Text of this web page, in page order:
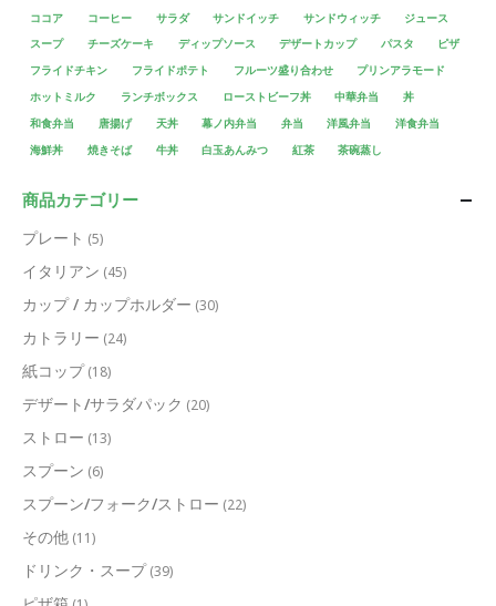
ココア
コーヒー サラダ サンドイッチ サンドウィッチ
ジュース
スープ
チーズケーキ ディップソース デザートカップ パスタ
ピザ
フライドチキン
フライドポテト フルーツ盛り合わせ
プリンアラモード
ホットミルク
ランチボックス ローストビーフ丼 中華弁当
丼
和食弁当
唐揚げ 天丼 幕ノ内弁当 弁当 洋風弁当
洋食弁当
海鮮丼
焼きそば 牛丼 白玉あんみつ 紅茶 茶碗蒸し
商品カテゴリー
プレート (5)
イタリアン (45)
カップ / カップホルダー (30)
カトラリー (24)
紙コップ (18)
デザート/サラダパック (20)
ストロー (13)
スプーン (6)
スプーン/フォーク/ストロー (22)
その他 (11)
ドリンク・スープ (39)